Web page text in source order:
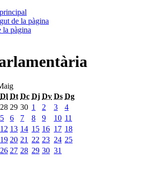
de la pàgina
la pàgina
Dl Dt Dc Dj Dv Ds Dg
28 29 30 1 2 3
4
5 6 7 8 9 10 11
12 13 14 15 16 17 18
19 20 21 22 23 24 25
26 27 28 29 30 31